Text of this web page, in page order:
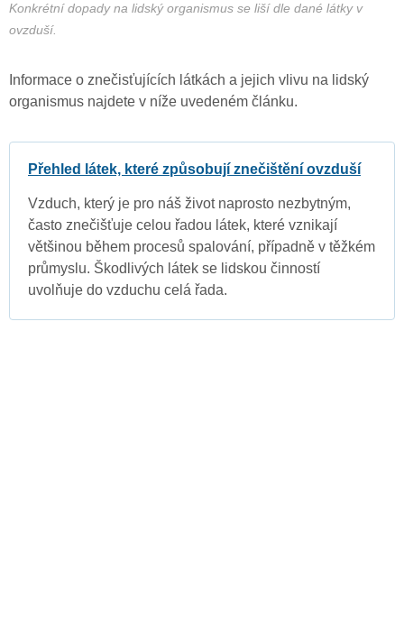
Konkrétní dopady na lidský organismus se liší dle dané látky v
ovzduší.
Informace o znečisťujících látkách a jejich vlivu na lidský
organismus najdete v níže uvedeném článku.
Přehled látek, které způsobují znečištění ovzduší
Vzduch, který je pro náš život naprosto nezbytným,
často znečišťuje celou řadou látek, které vznikají
většinou během procesů spalování, případně v těžkém
průmyslu. Škodlivých látek se lidskou činností
uvolňuje do vzduchu celá řada.